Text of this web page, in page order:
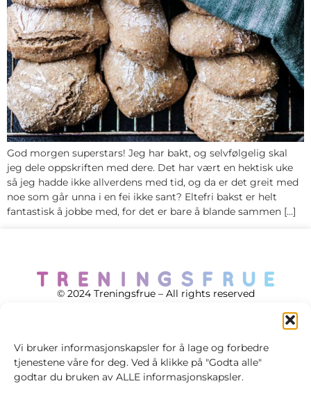
Vi bruker informasjonskapsler for å lage og forbedre
tjenestene våre for deg. Ved å klikke på "Godta alle"
godtar du bruken av ALLE informasjonskapsler.
God morgen superstars! Jeg har bakt, og selvfølgelig skal
jeg dele oppskriften med dere. Det har vært en hektisk uke
så jeg hadde ikke allverdens med tid, og da er det greit med
noe som går unna i en fei ikke sant? Eltefri bakst er helt
fantastisk å jobbe med, for det er bare å blande sammen […]
© 2024 Treningsfrue – All rights reserved
Cookie policy